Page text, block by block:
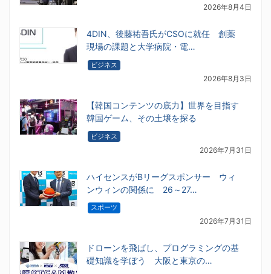
2026年8月4日
4DIN、後藤祐吾氏がCSOに就任 創薬
現場の課題と大学病院・電…
ビジネス
2026年8月3日
【韓国コンテンツの底力】世界を目指す
韓国ゲーム、その土壌を探る
ビジネス
2026年7月31日
ハイセンスがBリーグスポンサー ウィ
ンウィンの関係に 26～27…
スポーツ
2026年7月31日
ドローンを飛ばし、プログラミングの基
礎知識を学ぼう 大阪と東京の…